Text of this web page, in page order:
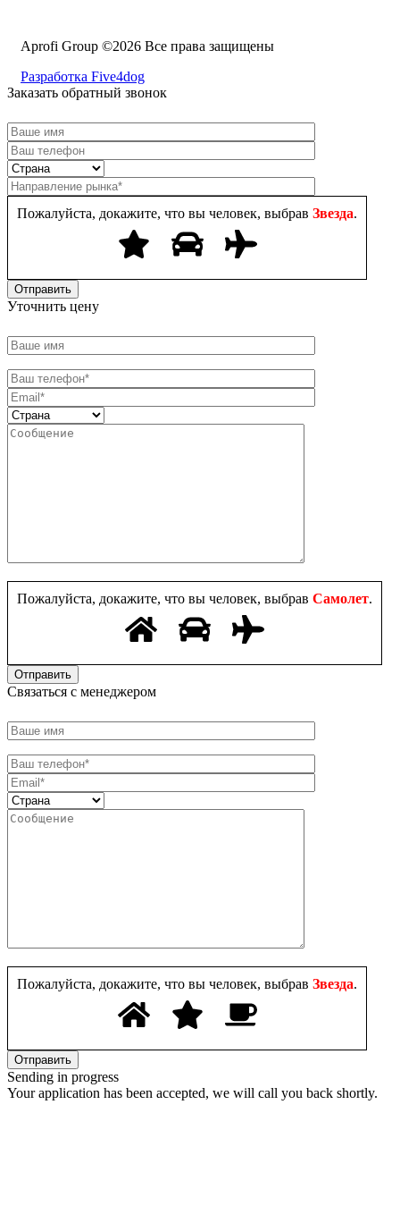
Aprofi Group ©2026 Все права защищены
Разработка Five4dog
Заказать обратный звонок
Пожалуйста, докажите, что вы человек, выбрав Звезда.
Уточнить цену
Пожалуйста, докажите, что вы человек, выбрав Самолет.
Связаться с менеджером
Пожалуйста, докажите, что вы человек, выбрав Звезда.
Sending in progress
Your application has been accepted, we will call you back shortly.